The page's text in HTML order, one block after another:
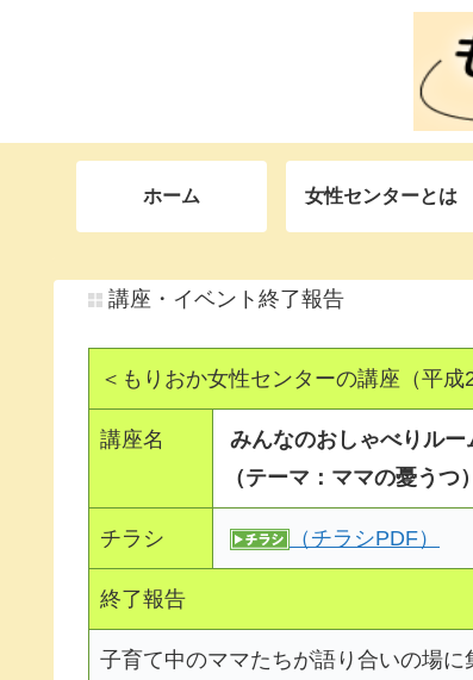
ホーム 女性センターとは
講座・イベント終了報告
＜もりおか女性センターの講座（平成
講座名
みんなのおしゃべりル
（テーマ：ママの憂うつ）
チラシ （チラシPDF）
終了報告
子育て中のママたちが語り合いの場